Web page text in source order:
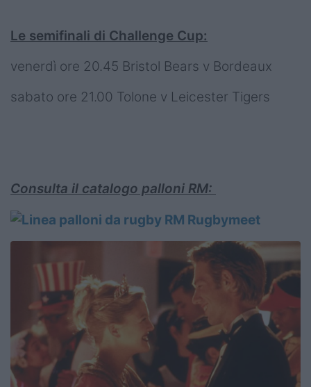
Le semifinali di Challenge Cup:
venerdì ore 20.45 Bristol Bears v Bordeaux
sabato ore 21.00 Tolone v Leicester Tigers
Consulta il catalogo palloni RM: